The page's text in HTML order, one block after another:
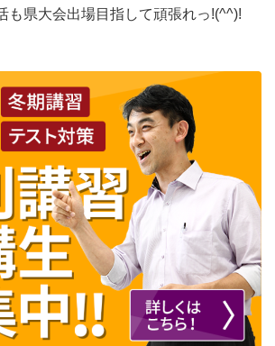
県大会出場目指して頑張れっ!(^^)!